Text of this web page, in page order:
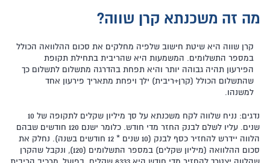
מה זה משכנתא קרן שווה?
קרן שווה היא שיטת חישוב שלפיה מחלקים את סכום ההלוואה הכולל
במספר התשלומים. המשמעות היא שהריבית בתחילת תקופת
הפירעון תהיה גבוהה יותר והיא תפחת בהדרגה מתשלום לתשלום כך
שהתשלום הכולל (קרן+ריבית) ילך ויפחת מתאריך פירעון אחד
למשנהו.
נדגים: נניח שלווה לקח משכנתא על סך מיליון שקלים לתקופה של 10
שנים. עליו לשלם לבנק החזר מדי חודש. כלומר ישנם 120 חודשים שבהם
הלווה יידרש להחזיר כסף לבנק (10 שנים * 12 חודשים בשנה). נחלק את
סכום ההלוואה (מיליון שקלים) במספר התשלומים (120), ונקבל שהקרן